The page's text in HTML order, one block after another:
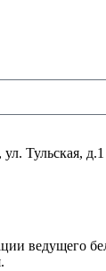
Тульская,
ведущего